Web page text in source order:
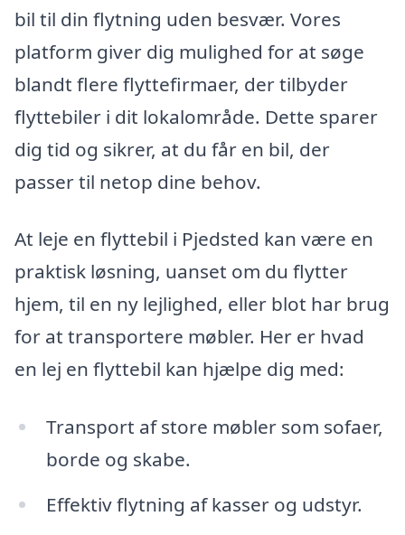
bil til din flytning uden besvær. Vores
platform giver dig mulighed for at søge
blandt flere flyttefirmaer, der tilbyder
flyttebiler i dit lokalområde. Dette sparer
dig tid og sikrer, at du får en bil, der
passer til netop dine behov.
At leje en flyttebil i Pjedsted kan være en
praktisk løsning, uanset om du flytter
hjem, til en ny lejlighed, eller blot har brug
for at transportere møbler. Her er hvad
en lej en flyttebil kan hjælpe dig med:
Transport af store møbler som sofaer,
borde og skabe.
Effektiv flytning af kasser og udstyr.